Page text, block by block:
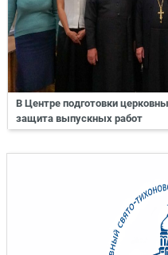
В Центре подготовки
защита выпускных работ